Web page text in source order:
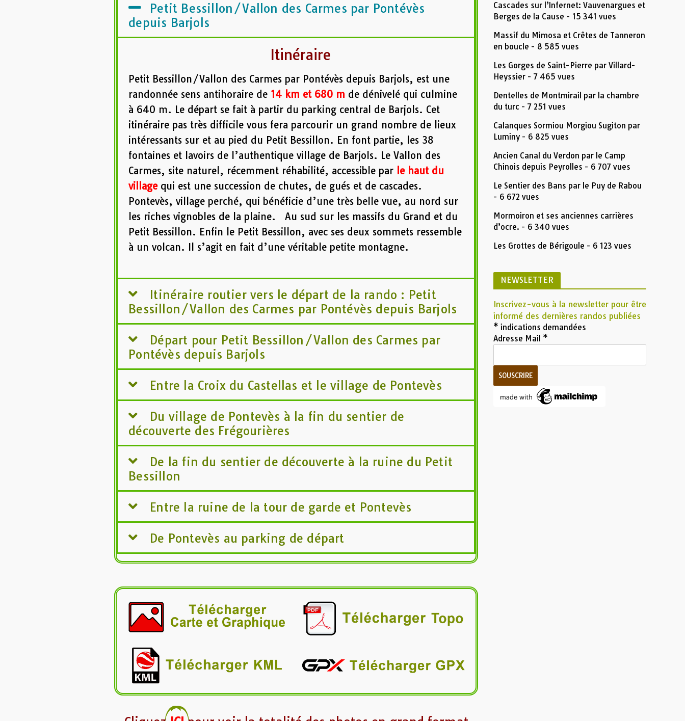
Petit Bessillon/Vallon des Carmes par Pontévès
depuis Barjols
Itinéraire
Petit Bessillon/Vallon des Carmes par Pontévès depuis Barjols, est une
randonnée sens antihoraire de 14 km et 680 m de dénivelé qui culmine
à 640 m. Le départ se fait à partir du parking central de Barjols. Cet
itinéraire pas très difficile vous fera parcourir un grand nombre de lieux
intéressants sur et au pied du Petit Bessillon. En font partie, les 38
fontaines et lavoirs de l’authentique village de Barjols. Le Vallon des
Carmes, site naturel, récemment réhabilité, accessible par le haut du
villagequi est une succession de chutes, de gués et de cascades.
Pontevès, village perché, qui bénéficie d’une très belle vue, au nord sur
les riches vignobles de la plaine. Au sud sur les massifs du Grand et du
Petit Bessillon. Enfin le Petit Bessillon, avec ses deux sommets ressemble
à un volcan. Il s’agit en fait d’une véritable petite montagne.
Itinéraire routier vers le départ de la rando : Petit
Bessillon/Vallon des Carmes par Pontévès depuis Barjols
Départ pour Petit Bessillon/Vallon des Carmes par
Pontévès depuis Barjols
Entre la Croix du Castellas et le village de Pontevès
Du village de Pontevès à la fin du sentier de
découverte des Frégourières
De la fin du sentier de découverte à la ruine du Petit
Bessillon
Entre la ruine de la tour de garde et Pontevès
De Pontevès au parking de départ
Cascades sur l’Infernet: Vauvenargues et
Berges de la Cause - 15 341 vues
Massif du Mimosa et Crêtes de Tanneron
en boucle - 8 585 vues
Les Gorges de Saint-Pierre par Villard-
Heyssier - 7 465 vues
Dentelles de Montmirail par la chambre
du turc - 7 251 vues
Calanques Sormiou Morgiou Sugiton par
Luminy - 6 825 vues
Ancien Canal du Verdon par le Camp
Chinois depuis Peyrolles - 6 707 vues
Le Sentier des Bans par le Puy de Rabou
- 6 672 vues
Mormoiron et ses anciennes carrières
d’ocre. - 6 340 vues
Les Grottes de Bérigoule - 6 123 vues
NEWSLETTER
Inscrivez-vous à la newsletter pour être
informé des dernières randos publiées
* indications demandées
Adresse Mail *